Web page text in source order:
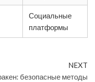
Социальные
платформы
NEXT
безопасные методы